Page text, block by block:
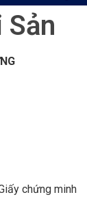
Sản
NG
chứng minh